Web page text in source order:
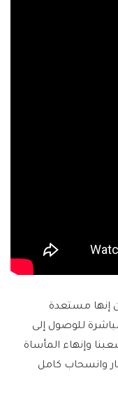
إنها مستعدة
للوصول إلى
وإنهاء المأساة
وانسحاب كامل